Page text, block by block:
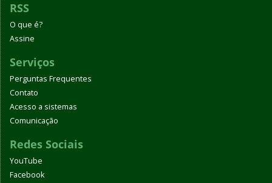
RSS
O que é?
Assine
Serviços
Perguntas Frequentes
Contato
Acesso a sistemas
Comunicação
Redes Sociais
YouTube
Facebook